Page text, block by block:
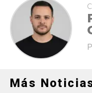
Más